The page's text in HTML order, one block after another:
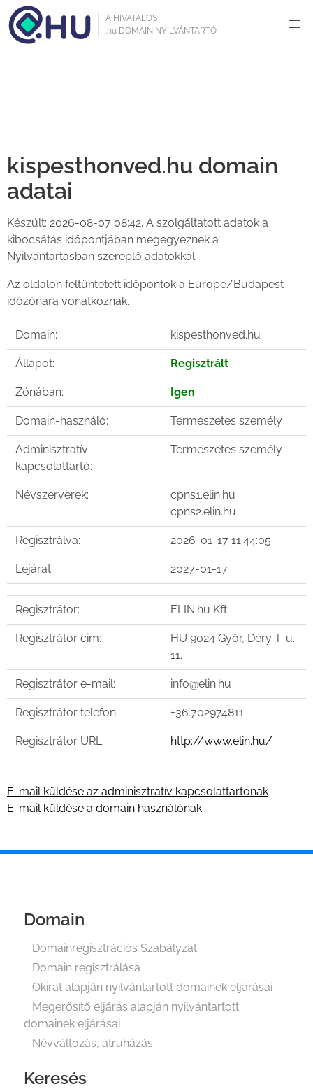
A HIVATALOS
.hu DOMAIN NYILVÁNTARTÓ
kispesthonved.hu domain
adatai
Készült: 2026-08-07 08:42. A szolgáltatott adatok a
kibocsátás időpontjában megegyeznek a
Nyilvántartásban szereplő adatokkal.
Az oldalon feltüntetett időpontok a Europe/Budapest
időzónára vonatkoznak.
Domain: kispesthonved.hu
Állapot: Regisztrált
Zónában: Igen
Domain-használó: Természetes személy
Adminisztratív
kapcsolattartó:
Természetes személy
Névszerverek:
cpns1.elin.hu
cpns2.elin.hu
Regisztrálva: 2026-01-17 11:44:05
Lejárat: 2027-01-17
Regisztrátor: ELIN.hu Kft.
Regisztrátor cim:
HU 9024 Győr, Déry T. u.
11.
Regisztrátor e-mail: info@elin.hu
Regisztrátor telefon: +36.702974811
Regisztrátor URL: http://www.elin.hu/
E-mail küldése az adminisztratív kapcsolattartónak
E-mail küldése a domain használónak
Domain
Domainregisztrációs Szabályzat
Domain regisztrálása
Okirat alapján nyilvántartott domainek eljárásai
Megerősítő eljárás alapján nyilvántartott
domainek eljárásai
Névváltozás, átruházás
Keresés